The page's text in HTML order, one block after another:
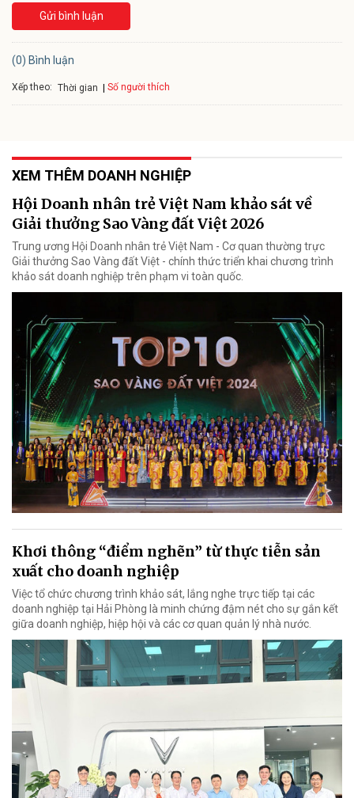
Gửi bình luận
(0) Bình luận
Xếp theo: Thời gian Số người thích
XEM THÊM DOANH NGHIỆP
Hội Doanh nhân trẻ Việt Nam khảo sát về
Giải thưởng Sao Vàng đất Việt 2026
Trung ương Hội Doanh nhân trẻ Việt Nam - Cơ quan thường trực
Giải thưởng Sao Vàng đất Việt - chính thức triển khai chương trình
khảo sát doanh nghiệp trên phạm vi toàn quốc.
Khơi thông “điểm nghẽn” từ thực tiễn sản
xuất cho doanh nghiệp
Việc tổ chức chương trình khảo sát, lắng nghe trực tiếp tại các
doanh nghiệp tại Hải Phòng là minh chứng đậm nét cho sự gắn kết
giữa doanh nghiệp, hiệp hội và các cơ quan quản lý nhà nước.